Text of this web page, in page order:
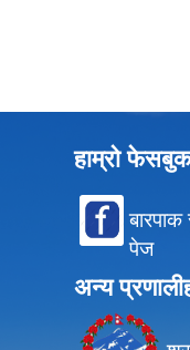
हाम्रो
पेज
अन्य